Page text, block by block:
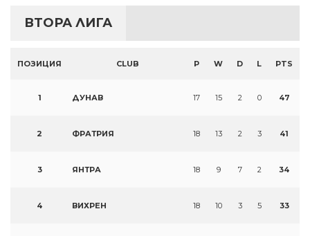
ВТОРА ЛИГА
ПОЗИЦИЯ CLUB P W D L PTS
1 ДУНАВ 17 15 2 0 47
2 ФРАТРИЯ 18 13 2 3 41
3 ЯНТРА 18 9 7 2 34
4 ВИХРЕН 18 10 3 5 33